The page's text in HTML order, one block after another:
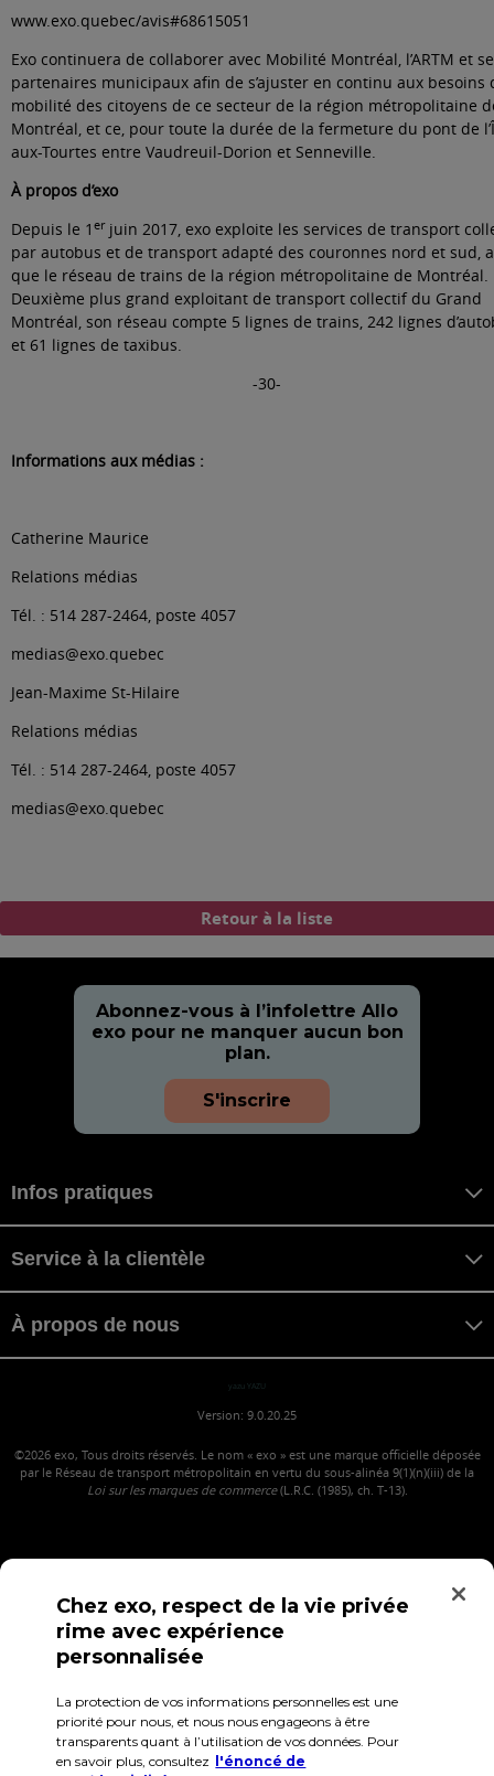
www.exo.quebec/avis#68615051
Exo continuera de collaborer avec Mobilité Montréal, l’ARTM et
partenaires municipaux afin de s’ajuster en continu aux besoins
mobilité des citoyens de ce secteur de la région métropolitaine
Montréal, et ce, pour toute la durée de la fermeture du pont de
aux-Tourtes entre Vaudreuil-Dorion et Senneville.
À propos d’exo
Depuis le 1 erjuin 2017, exo exploite les services de transport
par autobus et de transport adapté des couronnes nord et sud,
que le réseau de trains de la région métropolitaine de Montréal.
Deuxième plus grand exploitant de transport collectif du Grand
Montréal, son réseau compte 5 lignes de trains, 242 lignes
et 61 lignes de taxibus.
-30-
Informations aux médias :
Catherine Maurice
Relations médias
Tél. : 514 287-2464, poste 4057
medias@exo.quebec
Jean-Maxime St-Hilaire
Relations médias
Tél. : 514 287-2464, poste 4057
medias@exo.quebec
Retour à la liste
Abonnez-vous à l’infolettre Allo
exo pour ne manquer aucun bon
plan.
S'inscrire
Infos pratiques
Service à la clientèle
À propos de nous
yazu YAZU
Version: 9.0.20.25
©2026 exo, Tous droits réservés. Le nom « exo » est une marque officielle déposée
par le Réseau de transport métropolitain en vertu du sous-alinéa 9(1)(n)(iii) de la
Loi sur les marques de commerce(L.R.C. (1985), ch. T-13).
Confidentialité Conditions d'utilisation Accès employés
Chez exo, respect de la vie privée
rime avec expérience
personnalisée
La protection de vos informations personnelles est une
priorité pour nous, et nous nous engageons à être
transparents quant à l’utilisation de vos données. Pour
en savoir plus, consultez
l'énoncé de